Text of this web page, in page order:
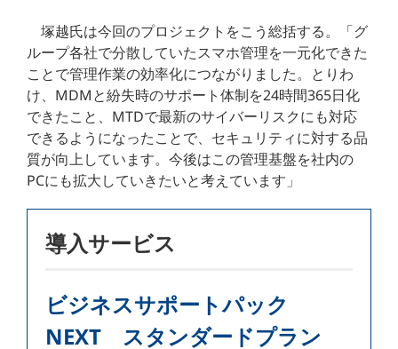
塚越氏は今回のプロジェクトをこう総括する。「グ
ループ各社で分散していたスマホ管理を一元化できた
ことで管理作業の効率化につながりました。とりわ
け、MDMと紛失時のサポート体制を24時間365日化
できたこと、MTDで最新のサイバーリスクにも対応
できるようになったことで、セキュリティに対する品
質が向上しています。今後はこの管理基盤を社内の
PCにも拡大していきたいと考えています」
導入サービス
ビジネスサポートパック
NEXT スタンダードプラン